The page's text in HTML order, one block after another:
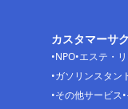
カスタマーサ
NPO エステ・
ガソリンスタン
その他サービス